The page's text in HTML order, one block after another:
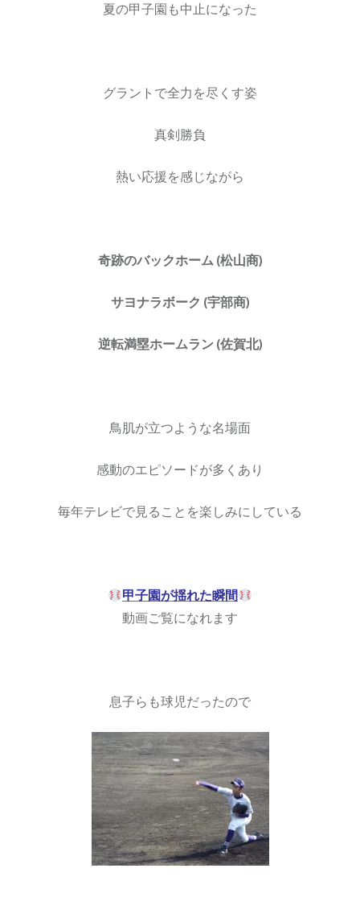
夏の甲子園も中止になった
グラントで全力を尽くす姿
真剣勝負
熱い応援を感じながら
奇跡のバックホーム (松山商)
サヨナラボーク (宇部商)
逆転満塁ホームラン (佐賀北)
鳥肌が立つような名場面
感動のエピソードが多くあり
毎年テレビで見ることを楽しみにしている
甲子園が揺れた瞬間
動画ご覧になれます
息子らも球児だったので